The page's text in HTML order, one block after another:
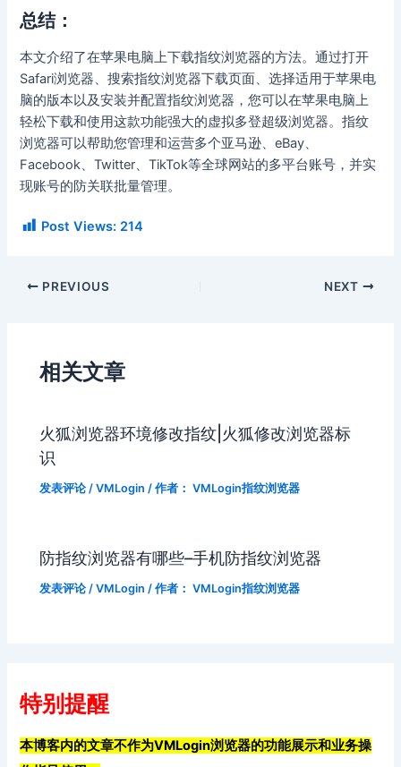
总结：
本文介绍了在苹果电脑上下载指纹浏览器的方法。通过打开
Safari浏览器、搜索指纹浏览器下载页面、选择适用于苹果电
脑的版本以及安装并配置指纹浏览器，您可以在苹果电脑上
轻松下载和使用这款功能强大的虚拟多登超级浏览器。指纹
浏览器可以帮助您管理和运营多个亚马逊、eBay、
Facebook、Twitter、TikTok等全球网站的多平台账号，并实
现账号的防关联批量管理。
Post Views: 214
PREVIOUS NEXT
相关文章
火狐浏览器环境修改指纹|火狐修改浏览器标
识
发表评论 /VMLogin / 作者： VMLogin指纹浏览器
防指纹浏览器有哪些–手机防指纹浏览器
发表评论 /VMLogin / 作者： VMLogin指纹浏览器
特别提醒
本博客内的文章不作为VMLogin浏览器的功能展示和业务操